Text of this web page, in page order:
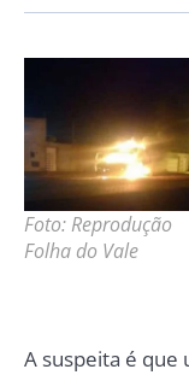
Foto: Reprodução
Folha do Vale
A suspeita é que